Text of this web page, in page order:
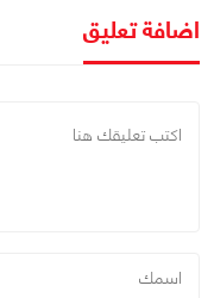
اضافة تعليق